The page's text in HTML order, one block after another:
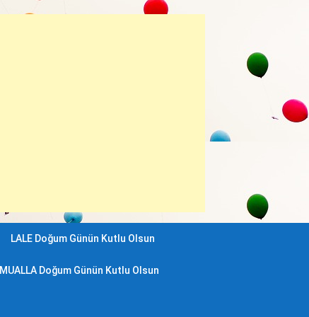
LALE Doğum Günün Kutlu Olsun
MUALLA Doğum Günün Kutlu Olsun